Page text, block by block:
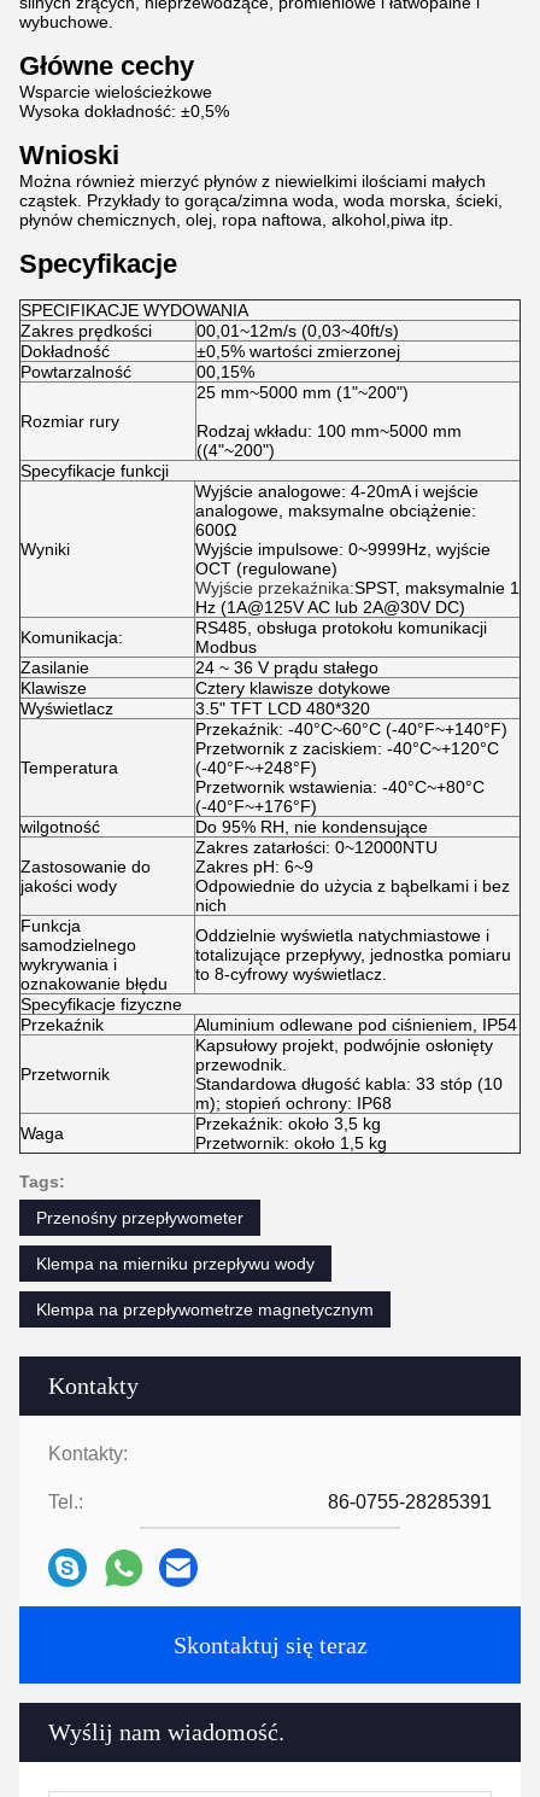
Kontakty
Kontakty:
Tel.: 86-0755-28285391
Skontaktuj się teraz
Wyślij nam wiadomość.
wybuchowe.
Główne cechy
Wsparcie wielościeżkowe
Wysoka dokładność: ±0,5%
Wnioski
Można również mierzyć płynów z niewielkimi ilościami małych
cząstek. Przykłady to gorąca/zimna woda, woda morska, ścieki,
płynów chemicznych, olej, ropa naftowa, alkohol,piwa itp.
Specyfikacje
SPECIFIKACJE WYDOWANIA
Zakres prędkości
00,01~12m/s (0,03~40ft/s)
Dokładność
±0,5% wartości zmierzonej
Powtarzalność
00,15%
Rozmiar rury
25 mm~5000 mm (1"~200")
Rodzaj wkładu: 100 mm~5000 mm
((4"~200")
Specyfikacje funkcji
Wyniki
Wyjście analogowe: 4-20mA i wejście
analogowe, maksymalne obciążenie:
600Ω
Wyjście impulsowe: 0~9999Hz, wyjście
OCT (regulowane)
Wyjście przekaźnika:SPST, maksymalnie 1
Hz (1A@125V AC lub 2A@30V DC)
Komunikacja:
RS485, obsługa protokołu komunikacji
Modbus
Zasilanie
24 ~ 36 V prądu stałego
Klawisze
Cztery klawisze dotykowe
Wyświetlacz
3.5" TFT LCD 480*320
Temperatura
Przekaźnik: -40°C~60°C (-40°F~+140°F)
Przetwornik z zaciskiem: -40°C~+120°C
(-40°F~+248°F)
Przetwornik wstawienia: -40°C~+80°C
(-40°F~+176°F)
wilgotność
Do 95% RH, nie kondensujące
Zastosowanie do
jakości wody
Zakres zatarłości: 0~12000NTU
Zakres pH: 6~9
Odpowiednie do użycia z bąbelkami i bez
nich
Funkcja
samodzielnego
wykrywania i
oznakowanie błędu
Oddzielnie wyświetla natychmiastowe i
totalizujące przepływy, jednostka pomiaru
to 8-cyfrowy wyświetlacz.
Specyfikacje fizyczne
Przekaźnik
Aluminium odlewane pod ciśnieniem, IP54
Przetwornik
Kapsułowy projekt, podwójnie osłonięty
przewodnik.
Standardowa długość kabla: 33 stóp (10
m); stopień ochrony: IP68
Waga
Przekaźnik: około 3,5 kg
Przetwornik: około 1,5 kg
Tags:
Przenośny przepływometer
Klempa na mierniku przepływu wody
Klempa na przepływometrze magnetycznym